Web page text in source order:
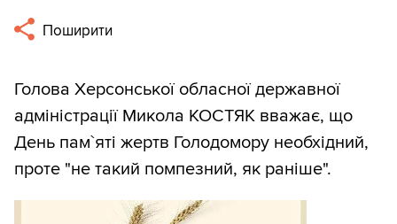
Поширити
Голова Херсонської обласної державної
адміністрації Микола КОСТЯК вважає, що
День пам`яті жертв Голодомору необхідний,
проте "не такий помпезний, як раніше".